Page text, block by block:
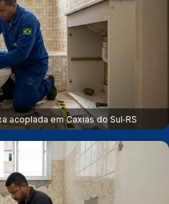
acoplada em Caxias do Sul‑RS